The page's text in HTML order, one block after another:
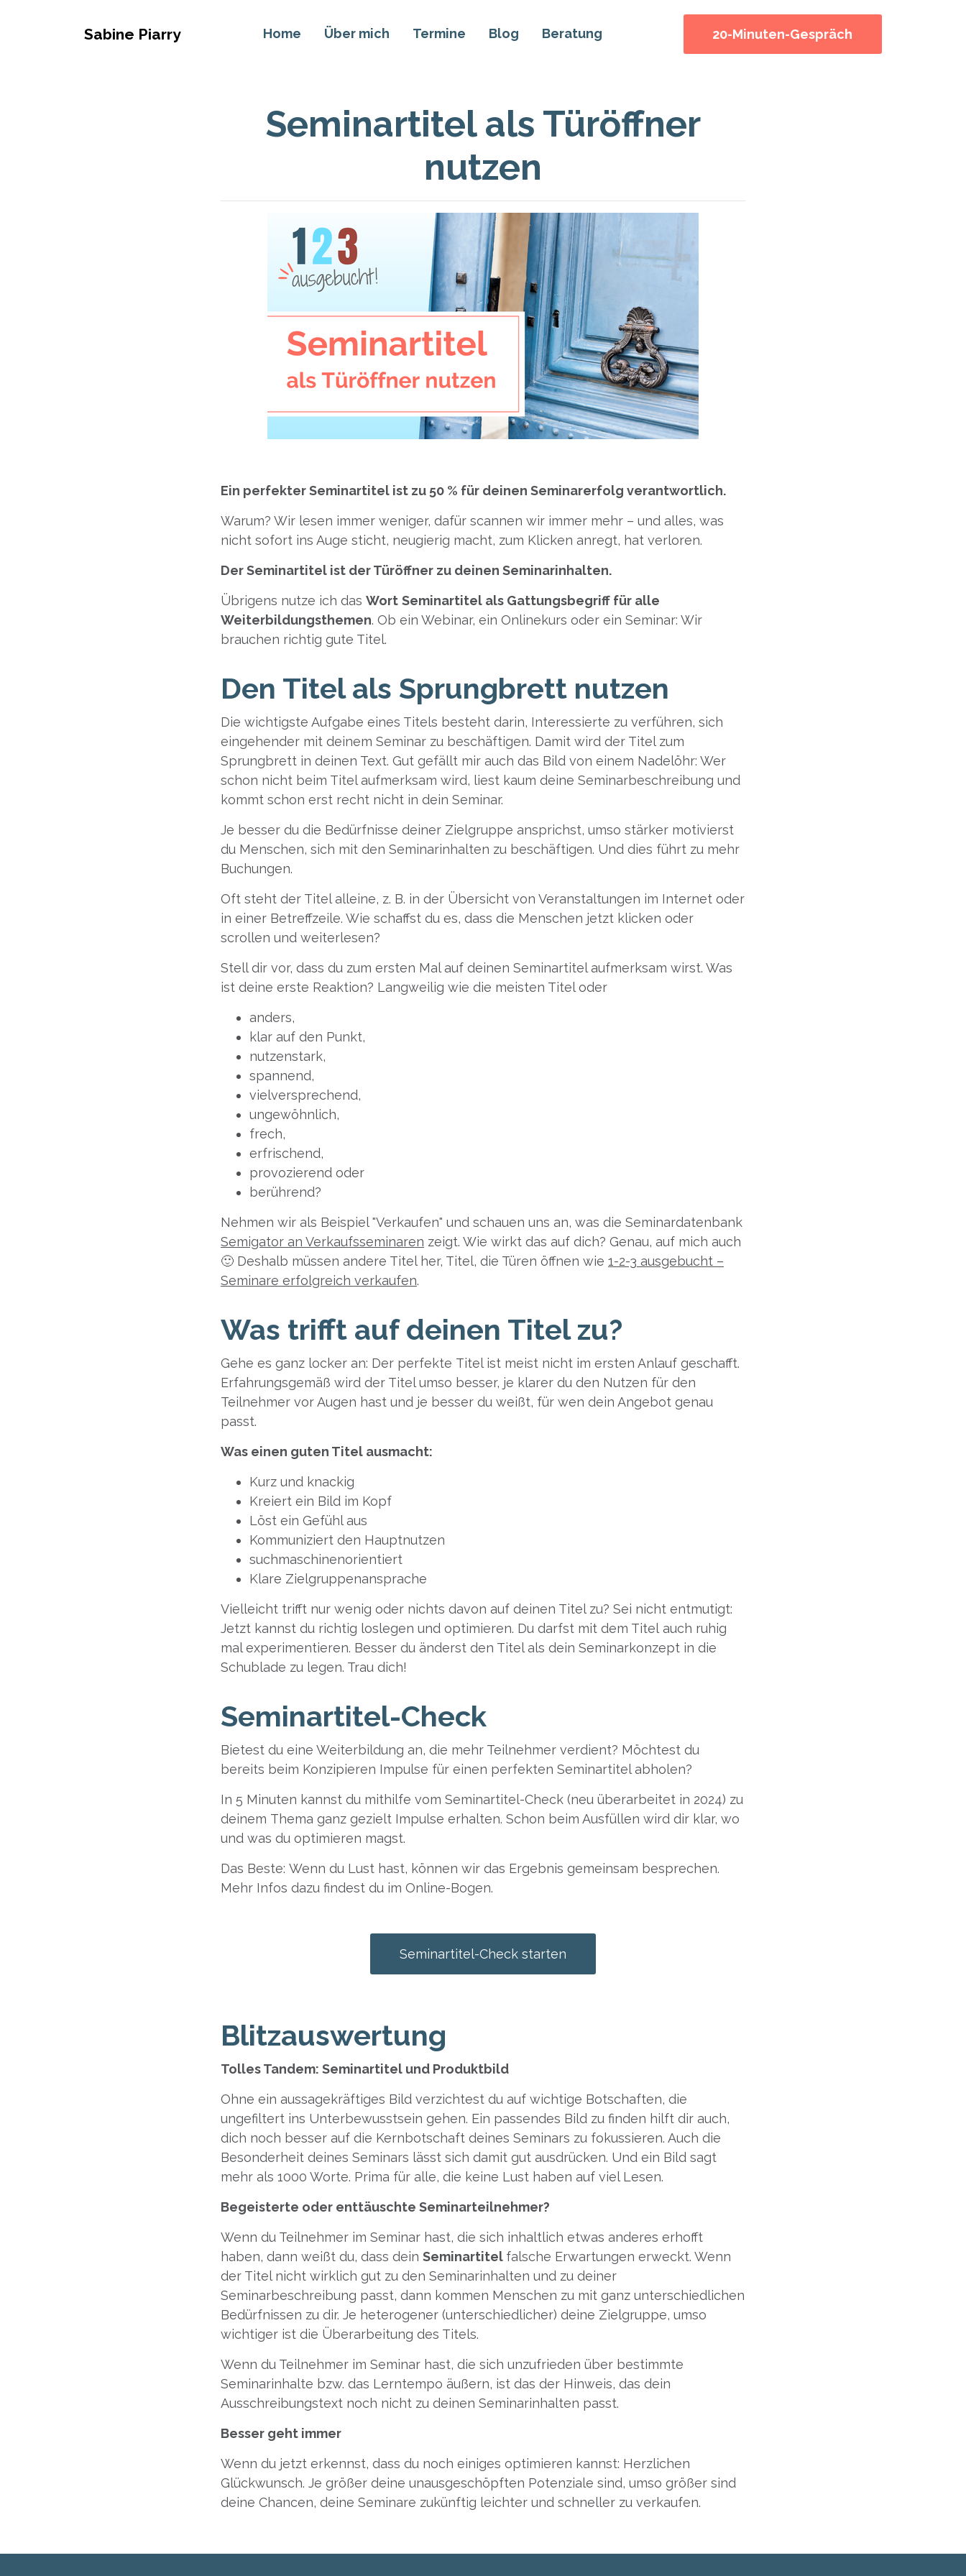
Sabine Piarry Home Über mich Termine Blog Beratung 20-Minuten-Gespräch
Seminartitel als Türöffner
nutzen
Ein perfekter Seminartitel ist zu 50 % für deinen Seminarerfolg verantwortlich.
Warum? Wir lesen immer weniger, dafür scannen wir immer mehr – und alles, was
nicht sofort ins Auge sticht, neugierig macht, zum Klicken anregt, hat verloren.
Der Seminartitel ist der Türöffner zu deinen Seminarinhalten.
Übrigens nutze ich das Wort Seminartitel als Gattungsbegriff für alle
Weiterbildungsthemen. Ob ein Webinar, ein Onlinekurs oder ein Seminar: Wir
brauchen richtig gute Titel.
Den Titel als Sprungbrett nutzen
Die wichtigste Aufgabe eines Titels besteht darin, Interessierte zu verführen, sich
eingehender mit deinem Seminar zu beschäftigen. Damit wird der Titel zum
Sprungbrett in deinen Text. Gut gefällt mir auch das Bild von einem Nadelöhr: Wer
schon nicht beim Titel aufmerksam wird, liest kaum deine Seminarbeschreibung und
kommt schon erst recht nicht in dein Seminar.
Je besser du die Bedürfnisse deiner Zielgruppe ansprichst, umso stärker motivierst
du Menschen, sich mit den Seminarinhalten zu beschäftigen. Und dies führt zu mehr
Buchungen.
Oft steht der Titel alleine, z. B. in der Übersicht von Veranstaltungen im Internet oder
in einer Betreffzeile. Wie schaffst du es, dass die Menschen jetzt klicken oder
scrollen und weiterlesen?
Stell dir vor, dass du zum ersten Mal auf deinen Seminartitel aufmerksam wirst. Was
ist deine erste Reaktion? Langweilig wie die meisten Titel oder
anders,
klar auf den Punkt,
nutzenstark,
spannend,
vielversprechend,
ungewöhnlich,
frech,
erfrischend,
provozierend oder
berührend?
Nehmen wir als Beispiel "Verkaufen" und schauen uns an, was die Seminardatenbank
Semigator an Verkaufsseminaren zeigt. Wie wirkt das auf dich? Genau, auf mich auch
🙂 Deshalb müssen andere Titel her, Titel, die Türen öffnen wie 1-2-3 ausgebucht –
Seminare erfolgreich verkaufen.
Was trifft auf deinen Titel zu?
Gehe es ganz locker an: Der perfekte Titel ist meist nicht im ersten Anlauf geschafft.
Erfahrungsgemäß wird der Titel umso besser, je klarer du den Nutzen für den
Teilnehmer vor Augen hast und je besser du weißt, für wen dein Angebot genau
passt.
Was einen guten Titel ausmacht:
Kurz und knackig
Kreiert ein Bild im Kopf
Löst ein Gefühl aus
Kommuniziert den Hauptnutzen
suchmaschinenorientiert
Klare Zielgruppenansprache
Vielleicht trifft nur wenig oder nichts davon auf deinen Titel zu? Sei nicht entmutigt:
Jetzt kannst du richtig loslegen und optimieren. Du darfst mit dem Titel auch ruhig
mal experimentieren. Besser du änderst den Titel als dein Seminarkonzept in die
Schublade zu legen. Trau dich!
Seminartitel-Check
Bietest du eine Weiterbildung an, die mehr Teilnehmer verdient? Möchtest du
bereits beim Konzipieren Impulse für einen perfekten Seminartitel abholen?
In 5 Minuten kannst du mithilfe vom Seminartitel-Check (neu überarbeitet in 2024) zu
deinem Thema ganz gezielt Impulse erhalten. Schon beim Ausfüllen wird dir klar, wo
und was du optimieren magst.
Das Beste: Wenn du Lust hast, können wir das Ergebnis gemeinsam besprechen.
Mehr Infos dazu findest du im Online-Bogen.
Seminartitel-Check starten
Blitzauswertung
Tolles Tandem: Seminartitel und Produktbild
Ohne ein aussagekräftiges Bild verzichtest du auf wichtige Botschaften, die
ungefiltert ins Unterbewusstsein gehen. Ein passendes Bild zu finden hilft dir auch,
dich noch besser auf die Kernbotschaft deines Seminars zu fokussieren. Auch die
Besonderheit deines Seminars lässt sich damit gut ausdrücken. Und ein Bild sagt
mehr als 1000 Worte. Prima für alle, die keine Lust haben auf viel Lesen.
Begeisterte oder enttäuschte Seminarteilnehmer?
Wenn du Teilnehmer im Seminar hast, die sich inhaltlich etwas anderes erhofft
haben, dann weißt du, dass dein Seminartitel falsche Erwartungen erweckt. Wenn
der Titel nicht wirklich gut zu den Seminarinhalten und zu deiner
Seminarbeschreibung passt, dann kommen Menschen zu mit ganz unterschiedlichen
Bedürfnissen zu dir. Je heterogener (unterschiedlicher) deine Zielgruppe, umso
wichtiger ist die Überarbeitung des Titels.
Wenn du Teilnehmer im Seminar hast, die sich unzufrieden über bestimmte
Seminarinhalte bzw. das Lerntempo äußern, ist das der Hinweis, das dein
Ausschreibungstext noch nicht zu deinen Seminarinhalten passt.
Besser geht immer
Wenn du jetzt erkennst, dass du noch einiges optimieren kannst: Herzlichen
Glückwunsch. Je größer deine unausgeschöpften Potenziale sind, umso größer sind
deine Chancen, deine Seminare zukünftig leichter und schneller zu verkaufen.